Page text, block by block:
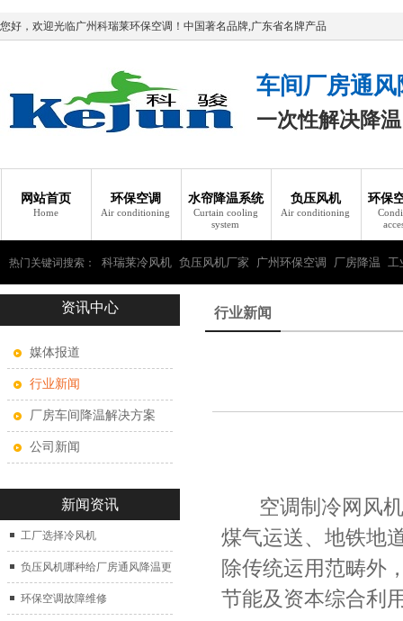
您好，欢迎光临广州科瑞莱环保空调！中国著名品牌,广东省名牌产品
车间厂房通
一次性解决降
网站首页
Home
环保空调
Air conditioning
水帘降温系统
Curtain cooling
system
负压风机
Air conditioning
环保
热门关键词搜索： 科瑞莱冷风机 负压风机厂家 广州环保空调 厂房降温 工
瑞莱环保空调资讯中心
媒体报道
行业新闻
厂房车间降温解决方案
公司新闻
新闻资讯
工厂选择冷风机
负压风机哪种给厂房通风降温更
好？
环保空调故障维修
行业新闻
空调制冷网风
煤气运送、地铁地
除传统运用范畴外
节能及资本综合利